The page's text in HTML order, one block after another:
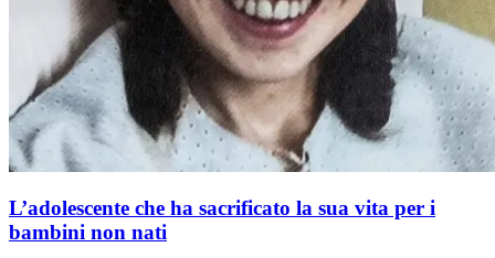
L’adolescente che ha sacrificato la sua vita per i
bambini non nati